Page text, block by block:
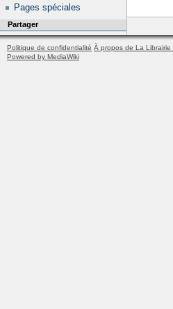
Pages spéciales
Partager
Politique de confidentialité À propos de La Librairie
Powered by MediaWiki